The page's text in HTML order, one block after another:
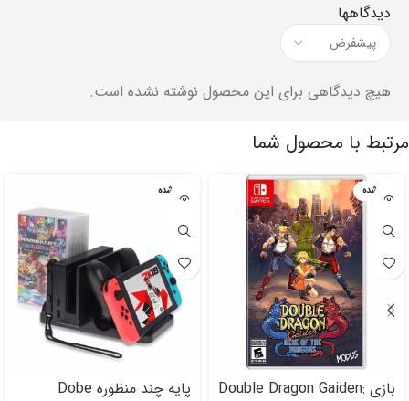
دیدگاهها
هیچ دیدگاهی برای این محصول نوشته نشده است.
مرتبط با محصول شما
تمام شده
بازی Double Dragon Gaiden:
تمام شده
پایه چند منظوره Dobe